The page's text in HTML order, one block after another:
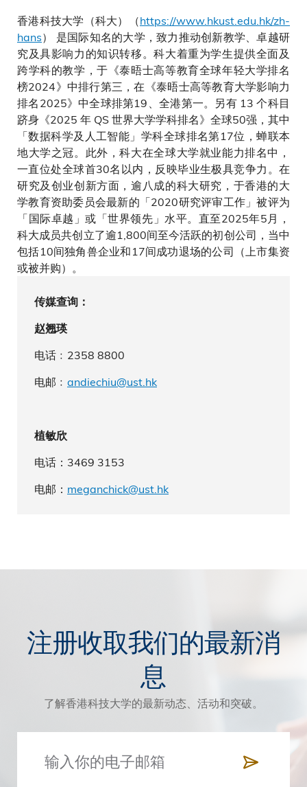
香港科技大学（科大）（https://www.hkust.edu.hk/zh-
hans） 是国际知名的大学，致力推动创新教学、卓越研
究及具影响力的知识转移。科大着重为学生提供全面及
跨学科的教学，于《泰晤士高等教育全球年轻大学排名
榜2024》中排行第三，在《泰晤士高等教育大学影响力
排名2025》中全球排第19、全港第一。另有 13 个科目
跻身《2025 年 QS 世界大学学科排名》全球50强，其中
「数据科学及人工智能」学科全球排名第17位，蝉联本
地大学之冠。此外，科大在全球大学就业能力排名中，
一直位处全球首30名以内，反映毕业生极具竞争力。在
研究及创业创新方面，逾八成的科大研究，于香港的大
学教育资助委员会最新的「2020研究评审工作」被评为
「国际卓越」或「世界领先」水平。直至2025年5月，
科大成员共创立了逾1,800间至今活跃的初创公司，当中
包括10间独角兽企业和17间成功退场的公司（上市集资
或被并购）。
传媒查询：
赵翘瑛
电话﹕2358 8800
电邮﹕ andiechiu@ust.hk
植敏欣
电话：3469 3153
电邮： meganchick@ust.hk
注册收取我们的最新消
息
了解香港科技大学的最新动态、活动和突破。